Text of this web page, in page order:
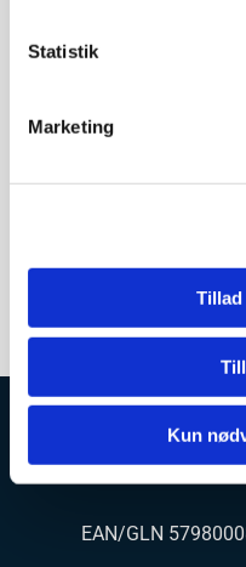
Statistik
Marketing
Tillad
Kun
have en tilknytning til
tidl. boet i
Kontakt venligst Rødovre
Rødovre
EAN/GLN